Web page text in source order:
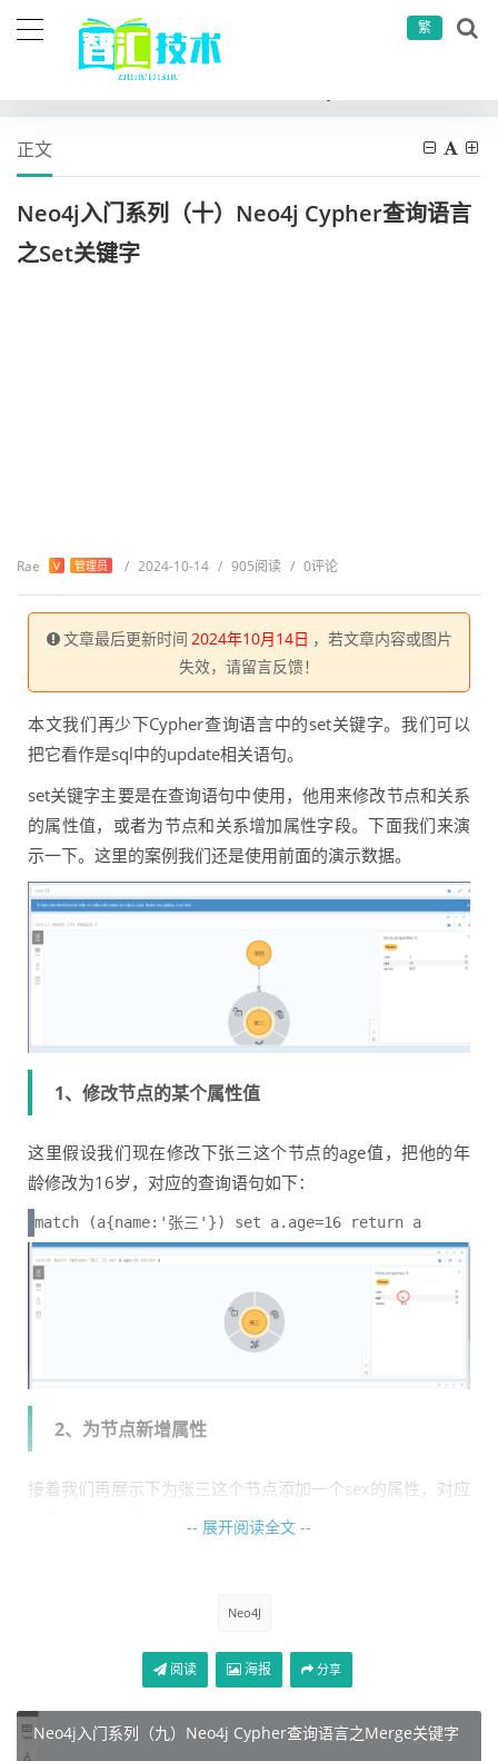
繁
正文
Neo4j入门系列（十）Neo4j Cypher查询语言
之Set关键字
Rae V 管理员 / 2024-10-14 / 905阅读 / 0评论
文章最后更新时间 2024年10月14日 ，若文章内容或图片
失效，请留言反馈！
本文我们再少下Cypher查询语言中的set关键字。我们可以
把它看作是sql中的update相关语句。
set关键字主要是在查询语句中使用，他用来修改节点和关系
的属性值，或者为节点和关系增加属性字段。下面我们来演
示一下。这里的案例我们还是使用前面的演示数据。
1、修改节点的某个属性值
这里假设我们现在修改下张三这个节点的age值，把他的年
龄修改为16岁，对应的查询语句如下：
match (a{name:'张三'}) set a.age=16 return a
2、为节点新增属性
接着我们再展示下为张三这个节点添加一个sex的属性，对应
-- 展开阅读全文 --
Neo4J
阅读 海报 分享
Neo4j入门系列（九）Neo4j Cypher查询语言之Merge关键字